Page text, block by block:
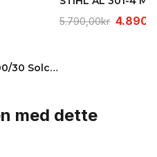
Victron SmartSolar MPPT 100/30 Solcelleregulator –…
5.790,00kr
med dette